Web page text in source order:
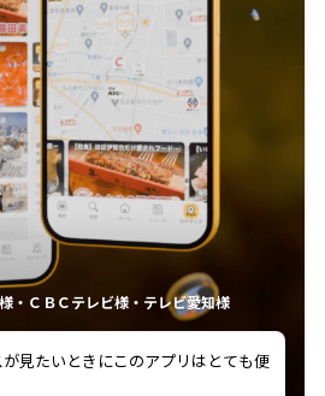
・ＣＢＣテレビ様・テレビ愛知様
しろ番組が視聴可能地域外からも見
ント
いただいております！